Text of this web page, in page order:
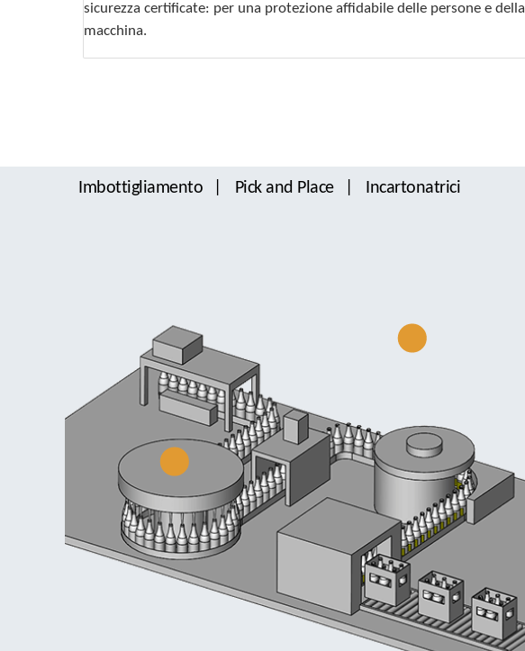
sicurezza certificate: per una protezione affidabile delle persone e della
macchina.
Imbottigliamento Pick and Place Incartonatrici